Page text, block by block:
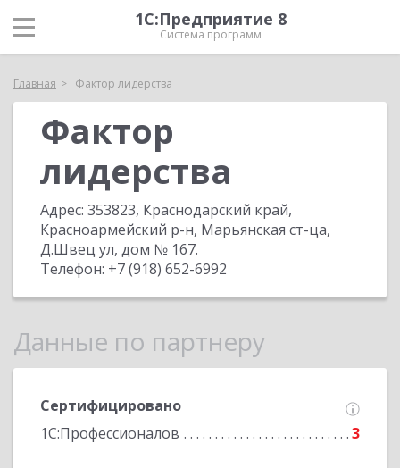
1С:Предприятие 8
Система программ
Главная Фактор лидерства
Фактор
лидерства
Адрес: 353823, Краснодарский край,
Красноармейский р-н, Марьянская ст-ца,
Д.Швец ул, дом № 167.
Телефон: +7 (918) 652-6992
Данные по партнеру
Сертифицировано
1С:Профессионалов
3